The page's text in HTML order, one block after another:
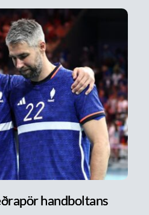
handboltans